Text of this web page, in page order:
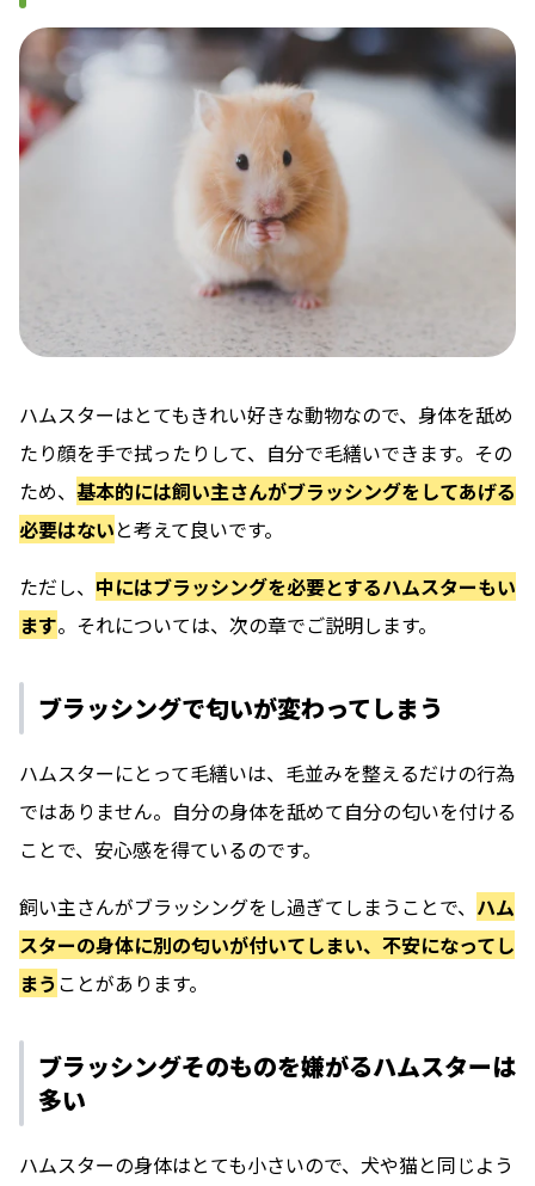
ハムスターはとてもきれい好きな動物なので、身体を舐め
たり顔を手で拭ったりして、自分で毛繕いできます。その
ため、 基本的には飼い主さんがブラッシングをしてあげる
必要はないと考えて良いです。
ただし、 中にはブラッシングを必要とするハムスターもい
ます。それについては、次の章でご説明します。
ブラッシングで匂いが変わってしまう
ハムスターにとって毛繕いは、毛並みを整えるだけの行為
ではありません。自分の身体を舐めて自分の匂いを付ける
ことで、安心感を得ているのです。
飼い主さんがブラッシングをし過ぎてしまうことで、 ハム
スターの身体に別の匂いが付いてしまい、不安になってし
まうことがあります。
ブラッシングそのものを嫌がるハムスターは
多い
ハムスターの身体はとても小さいので、犬や猫と同じよう